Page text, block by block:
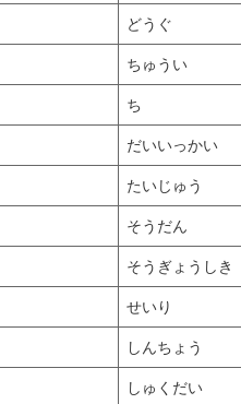
どうぐ
ちゅうい
ち
だいいっかい
たいじゅう
そうだん
そうぎょうしき
せいり
しんちょう
しゅくだい